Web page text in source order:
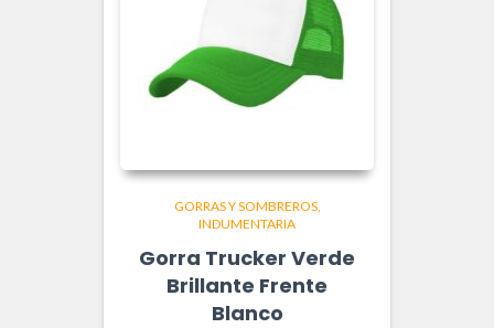
GORRAS Y SOMBREROS
INDUMENTARIA
Gorra Trucker Verde
Brillante Frente
Blanco